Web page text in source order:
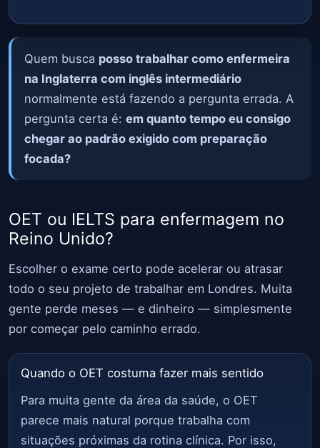
Quem busca posso trabalhar como enfermeira
na Inglaterra com inglês intermediário
normalmente está fazendo a pergunta errada. A
pergunta certa é: em quanto tempo eu consigo
chegar ao padrão exigido com preparação
focada?
OET ou IELTS para enfermagem no
Reino Unido?
Escolher o exame certo pode acelerar ou atrasar
todo o seu projeto de trabalhar em Londres. Muita
gente perde meses — e dinheiro — simplesmente
por começar pelo caminho errado.
Quando o OET costuma fazer mais sentido
Para muita gente da área da saúde, o OET
parece mais natural porque trabalha com
situações próximas da rotina clínica. Por isso,